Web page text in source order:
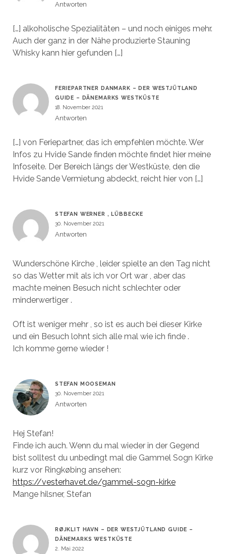
Antworten
[…] alkoholische Spezialitäten – und noch einiges mehr.
Auch der ganz in der Nähe produzierte Stauning
Whisky kann hier gefunden […]
FERIEPARTNER DANMARK – DER WESTJÜTLAND
GUIDE – DÄNEMARKS WESTKÜSTE
18. November 2021
Antworten
[…] von Feriepartner, das ich empfehlen möchte. Wer
Infos zu Hvide Sande finden möchte findet hier meine
Infoseite. Der Bereich längs der Westküste, den die
Hvide Sande Vermietung abdeckt, reicht hier von […]
STEFAN WERNER , LÜBBECKE
30. November 2021
Antworten
Wunderschöne Kirche , leider spielte an den Tag nicht
so das Wetter mit als ich vor Ort war , aber das
machte meinen Besuch nicht schlechter oder
minderwertiger .
Oft ist weniger mehr , so ist es auch bei dieser Kirke
und ein Besuch lohnt sich alle mal wie ich finde .
Ich komme gerne wieder !
STEFAN MOOSEMAN
30. November 2021
Antworten
Hej Stefan!
Finde ich auch. Wenn du mal wieder in der Gegend
bist solltest du unbedingt mal die Gammel Sogn Kirke
kurz vor Ringkøbing ansehen:
https://vesterhavet.de/gammel-sogn-kirke
Mange hilsner, Stefan
RØJKLIT HAVN – DER WESTJÜTLAND GUIDE –
DÄNEMARKS WESTKÜSTE
2. Mai 2022